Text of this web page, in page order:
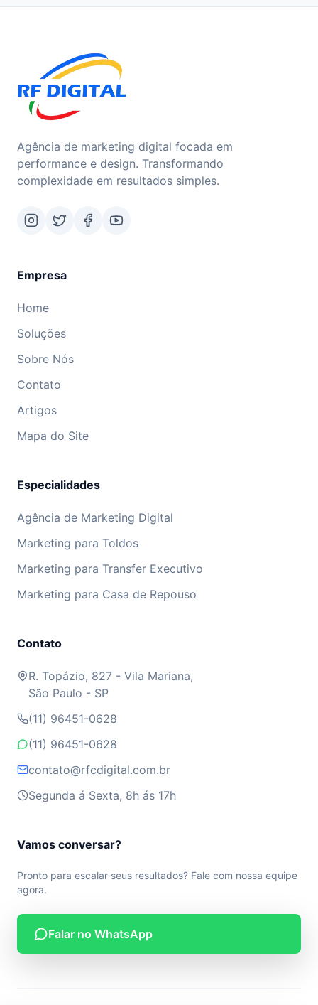
Agência de marketing digital focada em
performance e design. Transformando
complexidade em resultados simples.
Empresa
Home
Soluções
Sobre Nós
Contato
Artigos
Mapa do Site
Especialidades
Agência de Marketing Digital
Marketing para Toldos
Marketing para Transfer Executivo
Marketing para Casa de Repouso
Contato
R. Topázio, 827 - Vila Mariana,
São Paulo - SP
(11) 96451-0628
(11) 96451-0628
contato@rfcdigital.com.br
Segunda á Sexta, 8h ás 17h
Vamos conversar?
Pronto para escalar seus resultados? Fale com nossa equipe
agora.
Falar no WhatsApp